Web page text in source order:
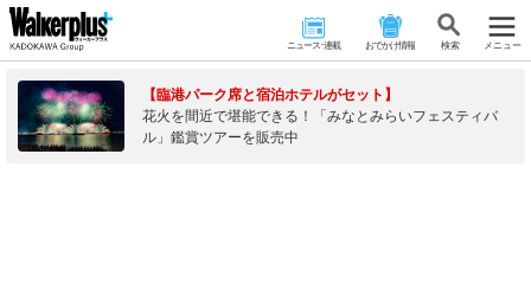
ニュース･連載 おでかけ情報 検 索 メニュー
【臨港パーク席と宿泊ホテルがセット】
花火を間近で堪能できる！「みなとみらいフェスティバ
ル」鑑賞ツアーを販売中